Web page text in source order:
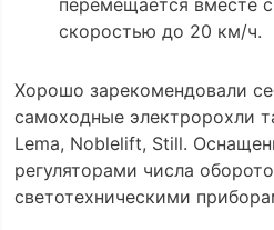
скоростью до 20 км/ч.
Хорошо зарекомендовали
самоходные электророхли
Lema, Noblelift, Still.
регуляторами числа
светотехническими